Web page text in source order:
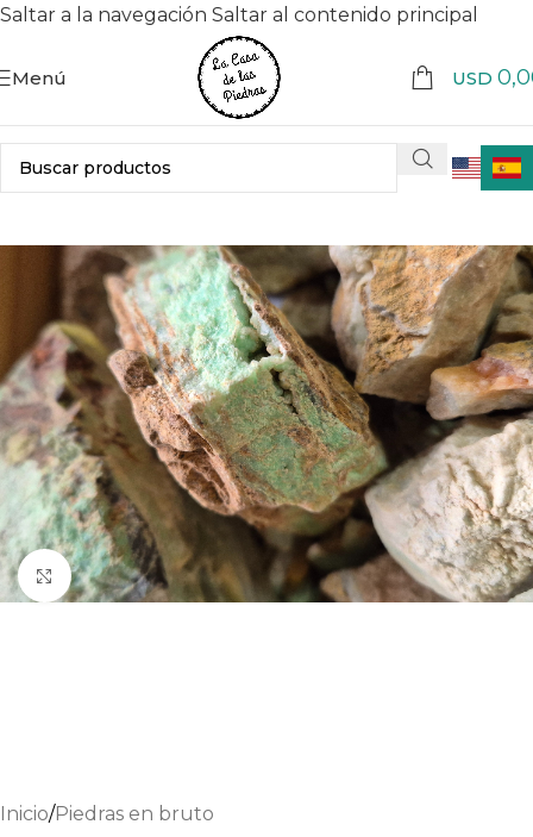
Saltar a la navegación Saltar al contenido principal
Menú USD
Haga clic para ampliar
Inicio/Piedras en bruto